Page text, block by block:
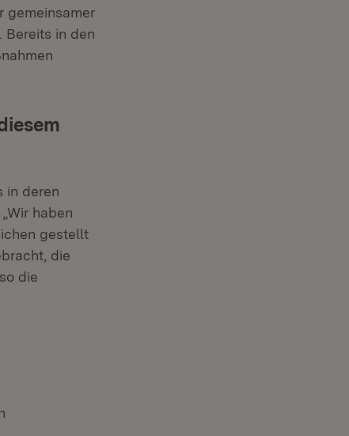
gemeinsamer
Bereits in den
in deren
haben
gestellt
die
die